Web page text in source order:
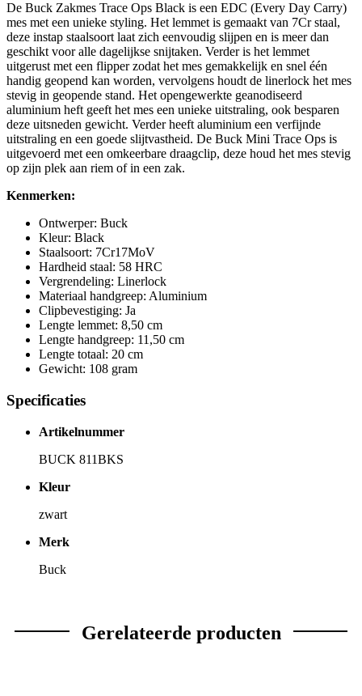
De Buck Zakmes Trace Ops Black is een EDC (Every Day Carry)
mes met een unieke styling. Het lemmet is gemaakt van 7Cr staal,
deze instap staalsoort laat zich eenvoudig slijpen en is meer dan
geschikt voor alle dagelijkse snijtaken. Verder is het lemmet
uitgerust met een flipper zodat het mes gemakkelijk en snel één
handig geopend kan worden, vervolgens houdt de linerlock het mes
stevig in geopende stand. Het opengewerkte geanodiseerd
aluminium heft geeft het mes een unieke uitstraling, ook besparen
deze uitsneden gewicht. Verder heeft aluminium een verfijnde
uitstraling en een goede slijtvastheid. De Buck Mini Trace Ops is
uitgevoerd met een omkeerbare draagclip, deze houd het mes stevig
op zijn plek aan riem of in een zak.
Kenmerken:
Ontwerper: Buck
Kleur: Black
Staalsoort: 7Cr17MoV
Hardheid staal: 58 HRC
Vergrendeling: Linerlock
Materiaal handgreep: Aluminium
Clipbevestiging: Ja
Lengte lemmet: 8,50 cm
Lengte handgreep: 11,50 cm
Lengte totaal: 20 cm
Gewicht: 108 gram
Specificaties
Artikelnummer
BUCK 811BKS
Kleur
zwart
Merk
Buck
Gerelateerde producten